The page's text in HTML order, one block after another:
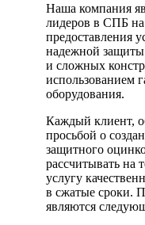
Наша компания
лидеров в СПБ
предоставления
надежной защиты
и сложных
использованием
оборудования.
Каждый клиент,
просьбой о
защитного
рассчитывать
услугу
в сжатые сроки.
являются